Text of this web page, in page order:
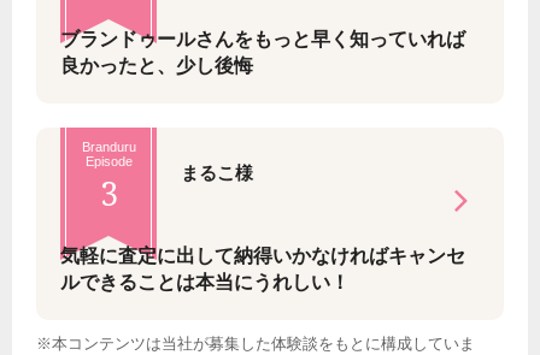
ブランドゥールさんをもっと早く知っていれば
良かったと、少し後悔
Branduru
Episode
3 まるこ様
気軽に査定に出して納得いかなければキャンセ
ルできることは本当にうれしい！
※本コンテンツは当社が募集した体験談をもとに構成していま